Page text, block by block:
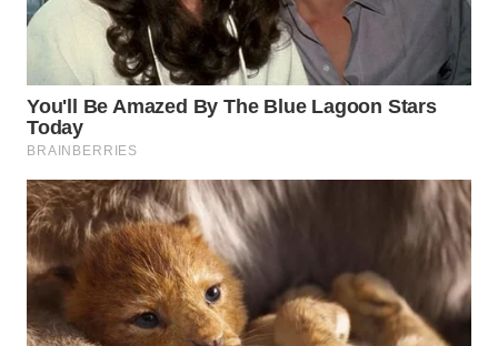
WN
SIMALUNGUN
WN
LABUHANBATU
WN
TAPANULI
TENGAH
WN DELI